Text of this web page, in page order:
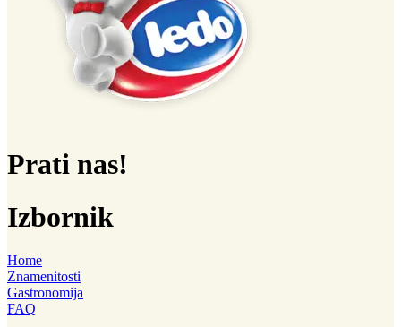
Prati nas!
Izbornik
Home
Znamenitosti
Gastronomija
FAQ